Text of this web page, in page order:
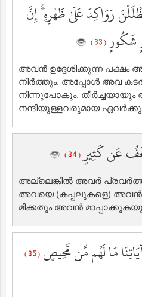
رَوَاكِدَ عَلَىٰ ظَهْرِهِ ۚ إِنَّ
شَكُورٍ( 33 )
അവന്‍ ഉദ്ദേശിക്കുന്ന പക്ഷം
നിര്‍ത്തും. അപ്പോള്‍ അവ കടല്‍
നിന്നുപോകും. തീര്‍ച്ചയായും
നന്ദിയുള്ളവരുമായ
عَن كَثِيرٍ( 34 )
അല്ലെങ്കില്‍ അവര്‍
അവയെ (കപ്പലുകളെ)
മിക്കതും അവന്‍
مَا لَهُم مِّن مَّحِيصٍ ( 35 )